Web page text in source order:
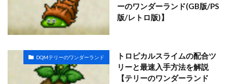
ーのワンダーランド(GB版/PS
版/レトロ版)】
DQMテリーのワンダーランド
トロピカルスライムの配合ツ
リーと最速入手方法を解説
【テリーのワンダーランド